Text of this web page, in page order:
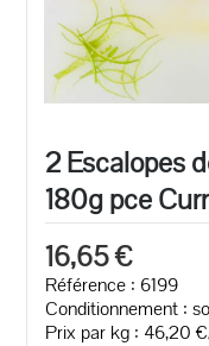
2 Escalopes
180g pce
16,65 €
Référence : 6199
Conditionnement :
Prix par kg : 46,20